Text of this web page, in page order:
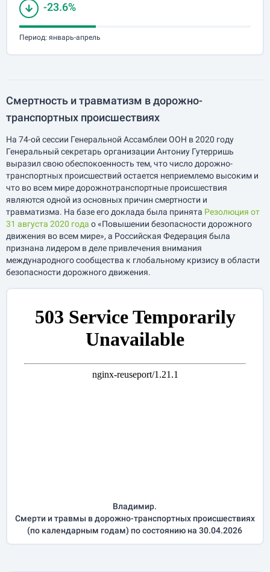
-23.6%
Период: январь-апрель
Смертность и травматизм в дорожно-
транспортных происшествиях
На 74-ой сессии Генеральной Ассамблеи ООН в 2020 году
Генеральный секретарь организации Антониу Гутерришь
выразил свою обеспокоенность тем, что число дорожно-
транспортных происшествий остается неприемлемо высоким и
что во всем мире дорожнотранспортные происшествия
являются одной из основных причин смертности и
травматизма. На базе его доклада была принята Резолюция от
31 августа 2020 года о «Повышении безопасности дорожного
движения во всем мире», а Российская Федерация была
признана лидером в деле привлечения внимания
международного сообщества к глобальному кризису в области
безопасности дорожного движения.
Владимир.
Смерти и травмы в дорожно-транспортных происшествиях
(по календарным годам) по состоянию на 30.04.2026